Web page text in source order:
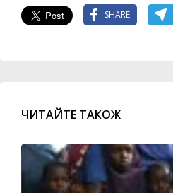
SHARE
ЧИТАЙТЕ ТАКОЖ